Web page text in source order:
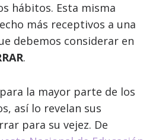
hábitos. Esta misma
más receptivos a una
debemos considerar en
.
la mayor parte de los
así lo revelan sus
para su vejez. De